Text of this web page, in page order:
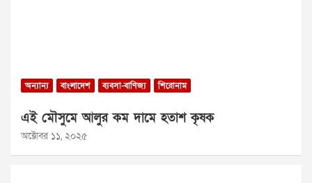
অন্যান্য বাংলাদেশ ব্যবসা-বাণিজ্য শিরোনাম
এই মৌসুমে আলুর কম দামে হতাশ কৃষক
অক্টোবর ১১, ২০২৫